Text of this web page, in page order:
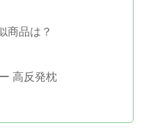
商品は？
高反発枕